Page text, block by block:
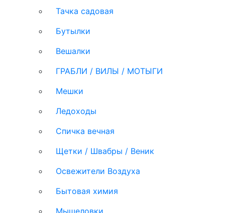
Тачка садовая
Бутылки
Вешалки
ГРАБЛИ / ВИЛЫ / МОТЫГИ
Мешки
Ледоходы
Спичка вечная
Щетки / Швабры / Веник
Освежители Воздуха
Бытовая химия
Мышеловки